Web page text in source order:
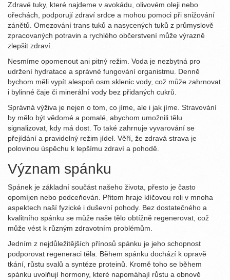
Zdravé tuky, které najdeme v avokádu, olivovém oleji nebo
ořechách, podporují zdraví srdce a mohou pomoci při snižování
zánětů. Omezování trans tuků a nasycených tuků z průmyslově
zpracovaných potravin a rychlého občerstvení může výrazně
zlepšit zdraví.
Nesmíme opomenout ani pitný režim. Voda je nezbytná pro
udržení hydratace a správné fungování organistmu. Denně
bychom měli vypít alespoň osm sklenic vody, což může zahrnovat
i bylinné čaje či minerální vody bez přidaných cukrů.
Správná výživa je nejen o tom, co jíme, ale i jak jíme. Stravování
by mělo být vědomé a pomalé, abychom umožnili tělu
signalizovat, kdy má dost. To také zahrnuje vyvarování se
přejídání a pravidelný režim jídel. Věří, že zdravá strava je
polovinou úspěchu k lepšímu zdraví a pohodě.
Význam spánku
Spánek je základní součást našeho života, přesto je často
opomíjen nebo podceňován. Přitom hraje klíčovou roli v mnoha
aspektech naší fyzické i duševní pohody. Bez dostatečného a
kvalitního spánku se může naše tělo obtížně regenerovat, což
může vést k různým zdravotním problémům.
Jedním z nejdůležitějších přínosů spánku je jeho schopnost
podporovat regeneraci těla. Během spánku dochází k opravě
tkání, růstu svalů a syntéze proteinů. Kromě toho se během
spánku uvolňují hormony, které napomáhají růstu a obnově